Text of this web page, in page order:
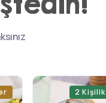
2 Kişilik